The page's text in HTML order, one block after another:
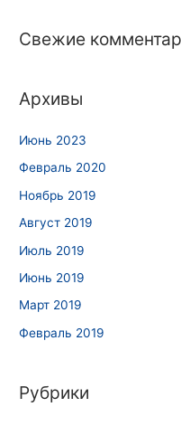
Свежие
Архивы
Июнь 2023
Февраль 2020
Ноябрь 2019
Август 2019
Июль 2019
Июнь 2019
Март 2019
Февраль 2019
Рубрики